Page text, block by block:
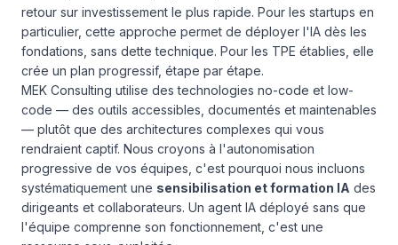
retour sur investissement le plus rapide. Pour les startups en
particulier, cette approche permet de déployer l'IA dès les
fondations, sans dette technique. Pour les TPE établies, elle
crée un plan progressif, étape par étape.
MEK Consulting utilise des technologies no-code et low-
code — des outils accessibles, documentés et maintenables
— plutôt que des architectures complexes qui vous
rendraient captif. Nous croyons à l'autonomisation
progressive de vos équipes, c'est pourquoi nous incluons
systématiquement une sensibilisation et formation IA des
dirigeants et collaborateurs. Un agent IA déployé sans que
l'équipe comprenne son fonctionnement, c'est une